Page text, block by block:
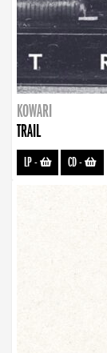
KOWARI
TRAIL
LP- CD-